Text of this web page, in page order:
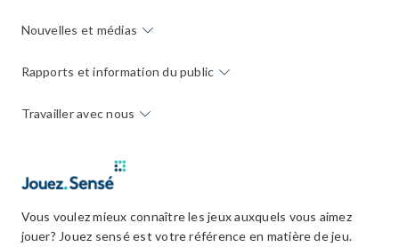
Nouvelles et médias
Rapports et information du public
Travailler avec nous
Vous voulez mieux connaître les jeux auxquels vous aimez
jouer? Jouez sensé est votre référence en matière de jeu.